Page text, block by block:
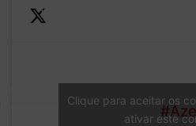
Verstappen
in P2 but
can't get
second
front
Clique para aceitar os
ativar este